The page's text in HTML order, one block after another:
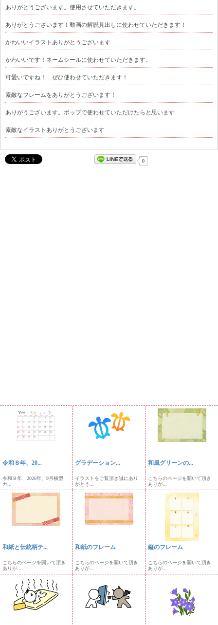
ありがとうございます。使用させていただきます。
ありがとうございます！動画の解説見出しに使わせていただきます！
かわいいイラストありがとうございます
かわいいです！ネームシールに使わせていただきます。
可愛いですね！ ぜひ使わせていただきます！
素敵なフレームをありがとうございます！
ありがうございます。ポップで使わせていただけたらと思います
素敵なイラストありがとうございます
0
令和８年、20...
令和８年、2026年、9月横型
カ...
グラデーション...
イラストをご覧頂き誠にあり
がとう...
和風グリーンの...
こちらのページを開いて頂き
ありが...
和紙と伝統柄テ...
こちらのページを開いて頂き
ありが...
和紙のフレーム
こちらのページを開いて頂き
ありが...
縦のフレーム
こちらのページを開いて頂き
ありが...